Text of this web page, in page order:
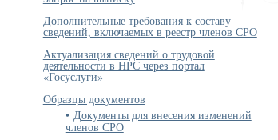
Дополнительные требования к составу
сведений, включаемых в реестр членов СРО
Актуализация сведений о трудовой
деятельности в НРС через портал
«Госуслуги»
Образцы документов
Документы для внесения изменений
членов СРО